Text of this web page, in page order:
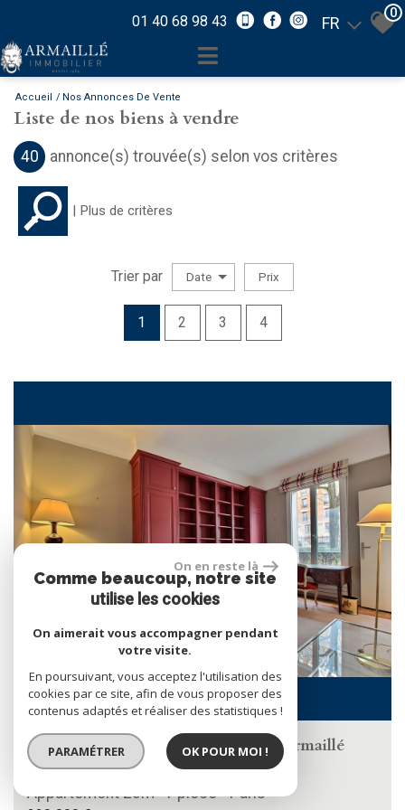
01 40 68 98 43 FR
0
Accueil Nos Annonces De Vente
Liste de nos biens à vendre
40 annonce(s) trouvée(s) selon vos critères
Plus de critères
5KM 10KM 25KM
RECHERCHER
+ de critères +
Trier par Date Prix
1 2 3 4
PARIS 16 - PORTE D'AUTEUIL - Armaillé
immobilier vous ...
Appartement 23m² 1 pièce - Paris
On en reste là
Comme beaucoup, notre site
utilise les cookies
On aimerait vous accompagner pendant
votre visite.
En poursuivant, vous acceptez l'utilisation des
cookies par ce site, afin de vous proposer des
contenus adaptés et réaliser des statistiques !
PARAMÉTRER OK POUR MOI !